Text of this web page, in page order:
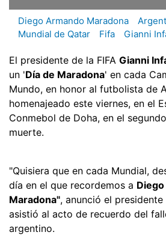
Diego Armando Maradona
Mundial de Qatar
Fifa Gianni
El presidente de la FIFA Gianni
un 'Día de Maradona' en cada
Mundo, en honor al futbolista de
homenajeado este viernes, en el
Conmebol de Doha, en el
muerte.
"Quisiera que en cada Mundial,
día en el que recordemos a
Maradona", anunció el presidente
asistió al acto de recuerdo del
argentino.